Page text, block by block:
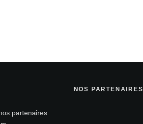
NOS PARTENAIRES
partenaires